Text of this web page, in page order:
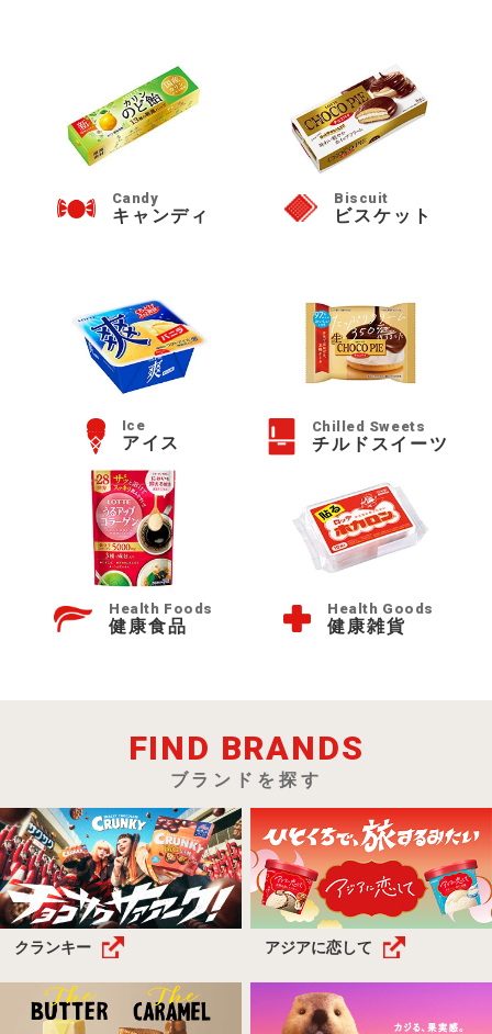
Candy
キャンディ
Biscuit
ビスケット
Ice
アイス
Chilled Sweets
チルドスイーツ
Health Foods
健康食品
Health Goods
健康雑貨
FIND BRANDS
ブランドを探す
クランキー アジアに恋して